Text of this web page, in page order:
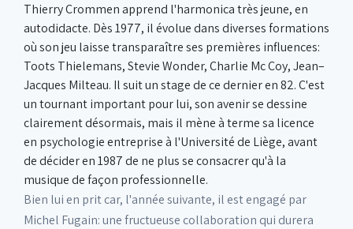
Thierry Crommen apprend l'harmonica très jeune, en
autodidacte. Dès 1977, il évolue dans diverses formations
où son jeu laisse transparaître ses premières influences:
Toots Thielemans, Stevie Wonder, Charlie Mc Coy, Jean–
Jacques Milteau. Il suit un stage de ce dernier en 82. C'est
un tournant important pour lui, son avenir se dessine
clairement désormais, mais il mène à terme sa licence
en psychologie entreprise à l'Université de Liège, avant
de décider en 1987 de ne plus se consacrer qu'à la
musique de façon professionnelle.
Bien lui en prit car, l'année suivante, il est engagé par
Michel Fugain: une fructueuse collaboration qui durera